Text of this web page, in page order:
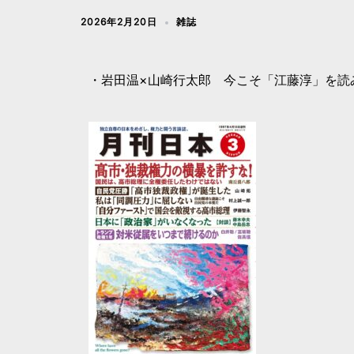
2026年2月20日 雑誌
・岩田温×山崎行太郎 今こそ「江藤淳」を